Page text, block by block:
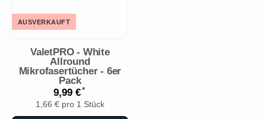
AUSVERKAUFT
ValetPRO - White
Allround
Mikrofasertücher - 6er
Pack
9,99 €*
1,66 € pro 1 Stück